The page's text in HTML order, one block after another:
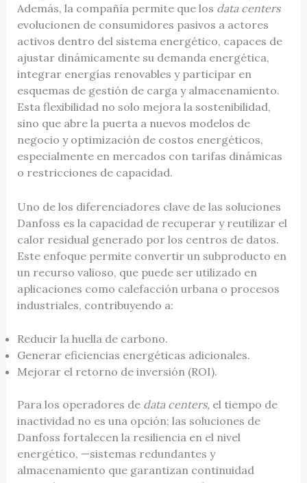
Además, la compañía permite que los data centers
evolucionen de consumidores pasivos a actores
activos dentro del sistema energético, capaces de
ajustar dinámicamente su demanda energética,
integrar energías renovables y participar en
esquemas de gestión de carga y almacenamiento.
Esta flexibilidad no solo mejora la sostenibilidad,
sino que abre la puerta a nuevos modelos de
negocio y optimización de costos energéticos,
especialmente en mercados con tarifas dinámicas
o restricciones de capacidad.
Uno de los diferenciadores clave de las soluciones
Danfoss es la capacidad de recuperar y reutilizar el
calor residual generado por los centros de datos.
Este enfoque permite convertir un subproducto en
un recurso valioso, que puede ser utilizado en
aplicaciones como calefacción urbana o procesos
industriales, contribuyendo a:
Reducir la huella de carbono.
Generar eficiencias energéticas adicionales.
Mejorar el retorno de inversión (ROI).
Para los operadores dedata centers, el tiempo de
inactividad no es una opción; las soluciones de
Danfoss fortalecen la resiliencia en el nivel
energético, —sistemas redundantes y
almacenamiento que garantizan continuidad